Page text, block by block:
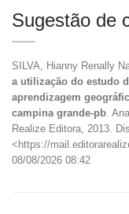
Sugestão de
SILVA, Hianny Renally
a utilização do estudo
aprendizagem
campina grande-pb .
Realize Editora, 2013.
<https://
08/08/2026 08:42